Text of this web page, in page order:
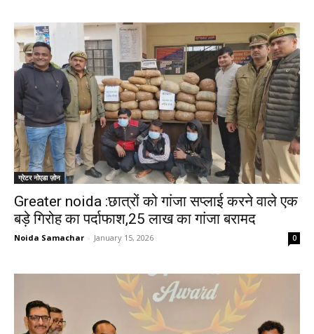
ग्रेटर नोएडा ज़ोन
Greater noida :छात्रों को गांजा सप्लाई करने वाले एक
बड़े गिरोह का पर्दाफाश,25 लाख का गांजा बरामद
Noida Samachar - January 15, 2026 0